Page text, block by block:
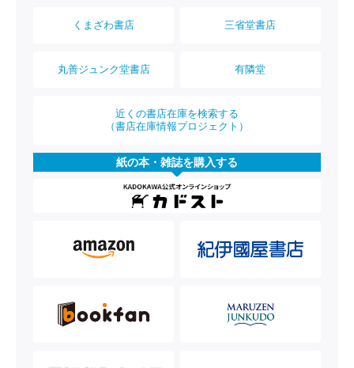
くまざわ書店 三省堂書店
丸善ジュンク堂書店 有隣堂
近くの書店在庫を検索する
（書店在庫情報プロジェクト）
紙の本・雑誌を購入する